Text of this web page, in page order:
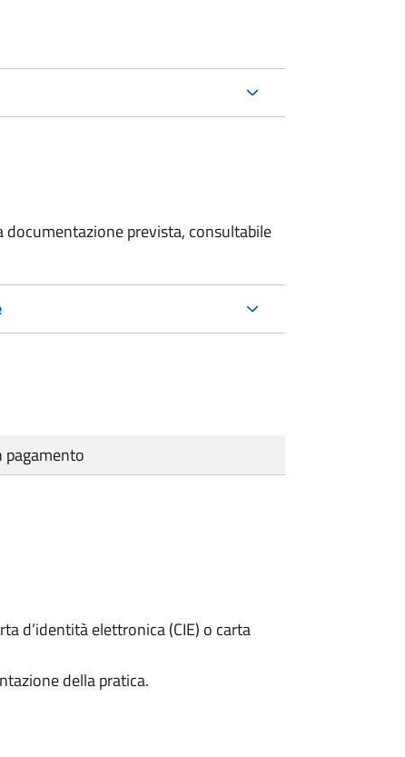
prevista, consultabile
pagamento
d’identità elettronica (CIE) o carta
della pratica.